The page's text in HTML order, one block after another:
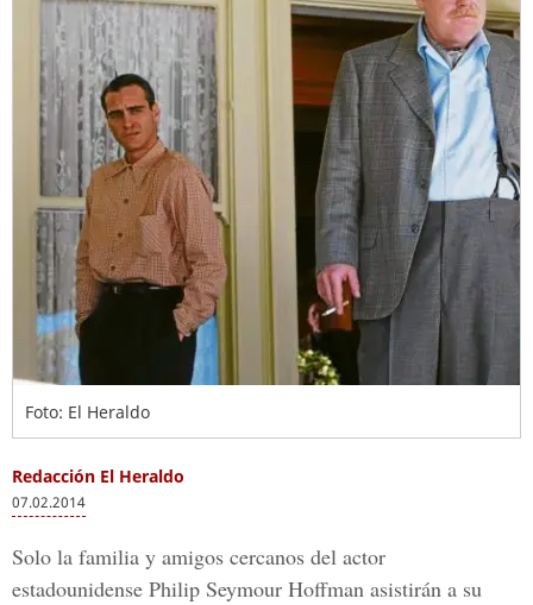
Foto: El Heraldo
Redacción El Heraldo
07.02.2014
Solo la familia y amigos cercanos del actor
estadounidense Philip Seymour Hoffman asistirán a su